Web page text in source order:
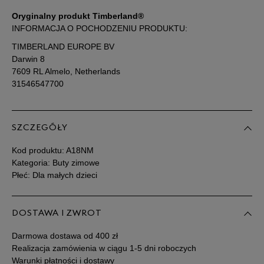
34,5 21 cm
35 21,5 cm
Oryginalny produkt Timberland®
INFORMACJA O POCHODZENIU PRODUKTU:
TIMBERLAND EUROPE BV
Darwin 8
7609 RL Almelo, Netherlands
31546547700
SZCZEGÓŁY
Kod produktu: A18NM
Kategoria: Buty zimowe
Płeć: Dla małych dzieci
DOSTAWA I ZWROT
Darmowa dostawa od 400 zł
Realizacja zamówienia w ciągu 1-5 dni roboczych
Warunki płatności i dostawy